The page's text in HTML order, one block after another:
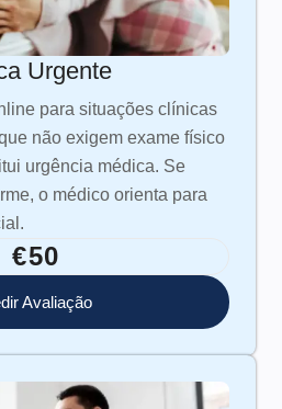
Urgente
para situações clínicas
não exigem exame físico
urgência médica. Se
o médico orienta para
€50
Avaliação